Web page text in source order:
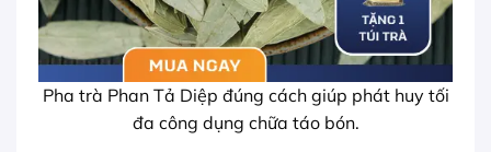
Pha trà Phan Tả Diệp đúng cách giúp phát huy tối
đa công dụng chữa táo bón.